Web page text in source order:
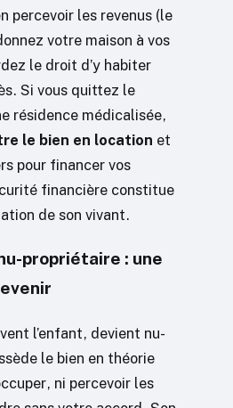
percevoir les revenus (le
votre maison à vos
le droit d’y habiter
Si vous quittez le
résidence médicalisée,
le bien en location et
pour financer vos
financière constitue
de son vivant.
propriétaire : une
l’enfant, devient nu-
le bien en théorie
ni percevoir les